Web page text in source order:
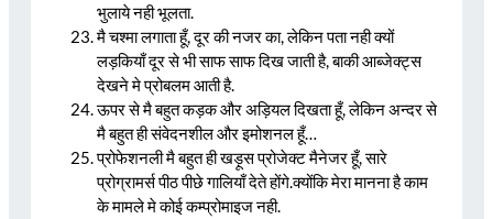
भुलाये नही भूलता.
मै चश्मा लगाता हूँ, दूर की नजर का, लेकिन पता नही क्यों
लड़कियाँ दूर से भी साफ साफ दिख जाती है, बाकी आब्जेक्ट्स
देखने मे प्रोबलम आती है.
ऊपर से मै बहुत कड़क और अड़ियल दिखता हूँ, लेकिन अन्दर से
मै बहुत ही संवेदनशील और इमोशनल हूँ…
प्रोफेशनली मै बहुत ही खड़ूस प्रोजेक्ट मैनेजर हूँ, सारे
प्रोग्रामर्स पीठ पीछे गालियाँ देते होंगे.क्योंकि मेरा मानना है काम
के मामले मे कोई कम्प्रोमाइज नही.